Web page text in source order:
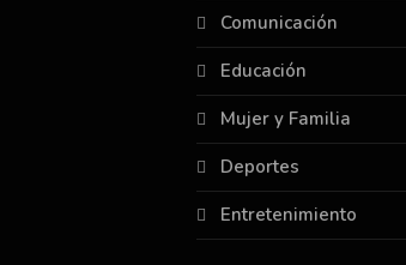
Comunicación
Educación
Mujer y Familia
Deportes
Entretenimiento